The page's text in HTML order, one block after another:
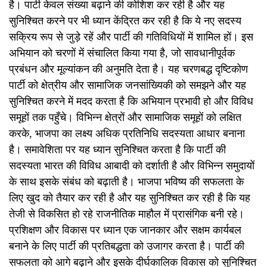
है। पार्टी केवल संख्या बढ़ाने की कोशिश कर रही है और यह
सुनिश्चित करने पर भी ध्यान केंद्रित कर रही है कि ये नए सदस्य
सक्रिय रूप से जुड़े रहें और पार्टी की गतिविधियों में शामिल हों। इस
अभियान को चरणों में संचालित किया गया है, जो सावधानीपूर्वक
प्रबंधन और मूल्यांकन की अनुमति देता है। यह चरणबद्ध दृष्टिकोण
पार्टी को क्षेत्रीय और सामाजिक जनसांख्यिकी को समझने और यह
सुनिश्चित करने में मदद करता है कि अभियान प्रभावी हो और विविध
समूहों तक पहुँचे। विभिन्न क्षेत्रों और सामाजिक समूहों को लक्षित
करके, भाजपा का लक्ष्य अधिक प्रतिनिधि सदस्यता आधार बनाना
है। समावेशिता पर यह ध्यान सुनिश्चित करता है कि पार्टी की
सदस्यता भारत की विविध आबादी को दर्शाती है और विभिन्न समुदायों
के साथ इसके संबंध को बढ़ाती है। भाजपा भविष्य की सफलता के
लिए खुद को तैयार कर रही है और यह सुनिश्चित कर रही है कि यह
तेजी से विकसित हो रहे राजनीतिक माहौल में प्रासंगिक बनी रहे।
प्रशिक्षण और विकास पर ध्यान एक जानकार और सक्षम कार्यबल
बनाने के लिए पार्टी की प्रतिबद्धता को उजागर करता है। पार्टी की
सफलता को आगे बढ़ाने और इसके दीर्घकालिक विकास को सुनिश्चित